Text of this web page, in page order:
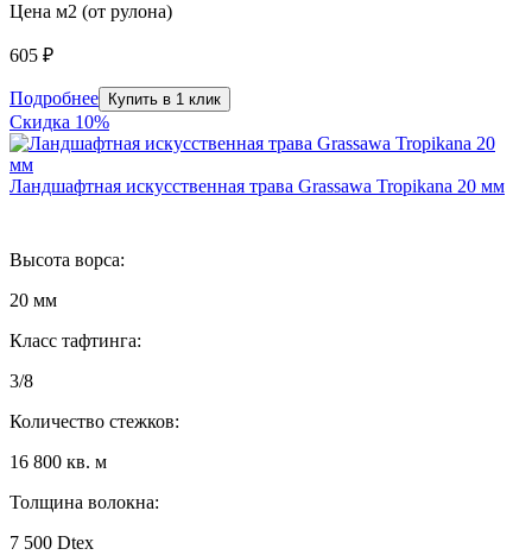
Цена м2 (от рулона)
605 ₽
Подробнее Купить в 1 клик
Скидка 10%
Ландшафтная искусственная трава Grassawa Tropikana 20 мм
Высота ворса:
20 мм
Класс тафтинга:
3/8
Количество стежков:
16 800 кв. м
Толщина волокна:
7 500 Dtex